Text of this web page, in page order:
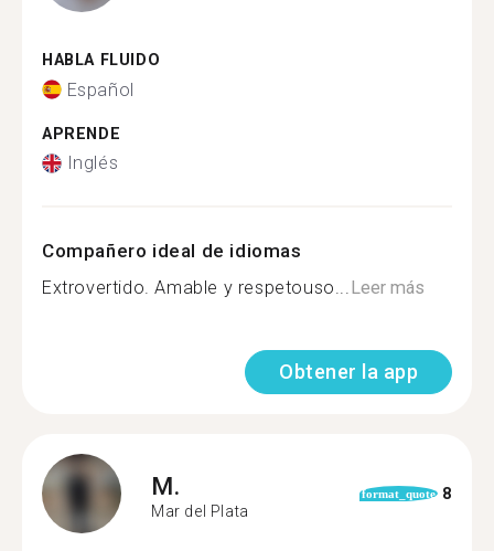
HABLA FLUIDO
Español
APRENDE
Inglés
Compañero ideal de idiomas
Extrovertido. Amable y respetouso...Leer más
Obtener la app
M.
Mar del Plata
format_quote 8